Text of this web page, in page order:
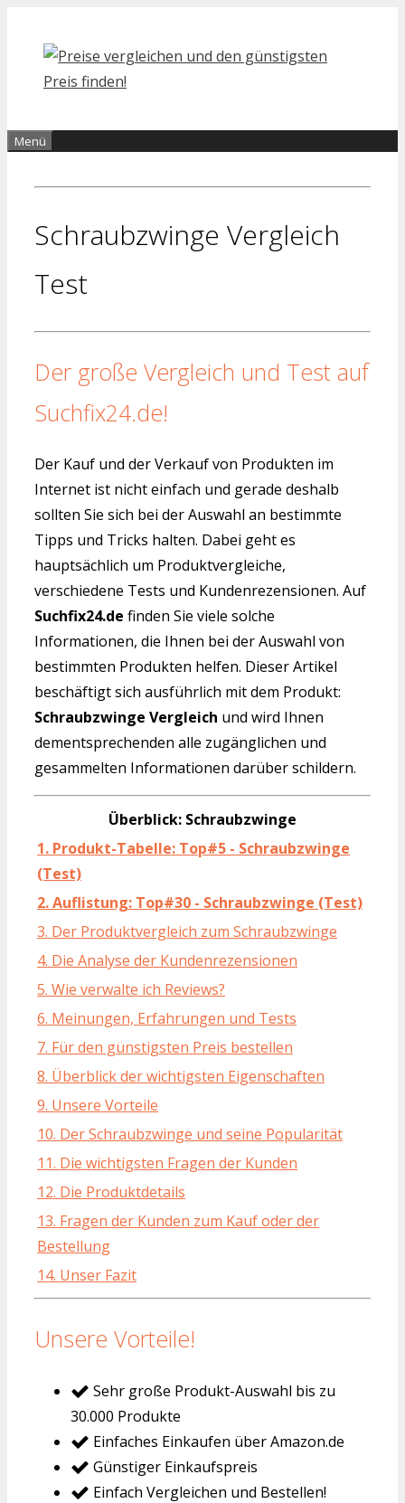
Inhalt
springen
Menü
Schraubzwinge Vergleich
Test
Der große Vergleich und Test auf
Suchfix24.de!
Der Kauf und der Verkauf von Produkten im
Internet ist nicht einfach und gerade deshalb
sollten Sie sich bei der Auswahl an bestimmte
Tipps und Tricks halten. Dabei geht es
hauptsächlich um Produktvergleiche,
verschiedene Tests und Kundenrezensionen. Auf
Suchfix24.de finden Sie viele solche
Informationen, die Ihnen bei der Auswahl von
bestimmten Produkten helfen. Dieser Artikel
beschäftigt sich ausführlich mit dem Produkt:
Schraubzwinge Vergleich und wird Ihnen
dementsprechenden alle zugänglichen und
gesammelten Informationen darüber schildern.
Überblick: Schraubzwinge
1. Produkt-Tabelle: Top#5 - Schraubzwinge
(Test)
2. Auflistung: Top#30 - Schraubzwinge (Test)
3. Der Produktvergleich zum Schraubzwinge
4. Die Analyse der Kundenrezensionen
5. Wie verwalte ich Reviews?
6. Meinungen, Erfahrungen und Tests
7. Für den günstigsten Preis bestellen
8. Überblick der wichtigsten Eigenschaften
9. Unsere Vorteile
10. Der Schraubzwinge und seine Popularität
11. Die wichtigsten Fragen der Kunden
12. Die Produktdetails
13. Fragen der Kunden zum Kauf oder der
Bestellung
14. Unser Fazit
Unsere Vorteile!
Sehr große Produkt-Auswahl bis zu
30.000 Produkte
Einfaches Einkaufen über Amazon.de
Günstiger Einkaufspreis
Einfach Vergleichen und Bestellen!